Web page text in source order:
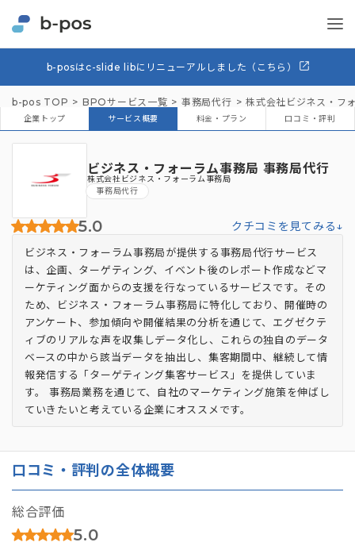
b-posはc-slide libにリニューアルしました（こちら）
b-pos TOP BPOサービス一覧 事務局代行 株式会社ビジネス・フ
企業トップ サービス概要 料金・プラン 口コミ・評判
ビジネス・フォーラム事務局 事務局代行
株式会社ビジネス・フォーラム事務局
事務局代行
5.0 クチコミを見てみる↓
ビジネス・フォーラム事務局が提供する事務局代行サービス
は、企画、ターゲティング、イベント後のレポート作成などマ
ーケティング面からの支援を行なっているサービスです。その
ため、ビジネス・フォーラム事務局に特化しており、開催時の
アンケート、参加傾向や開催結果の分析を通じて、エグゼクテ
ィブのリアルな声を収集しデータ化し、これらの独自のデータ
ベースの中から該当データを抽出し、集客期間中、継続して情
報発信する「ターゲティング集客サービス」を提供していま
す。 事務局業務を通じて、自社のマーケティング施策を伸ばし
ていきたいと考えている企業にオススメです。
口コミ・評判の全体概要
総合評価
5.0